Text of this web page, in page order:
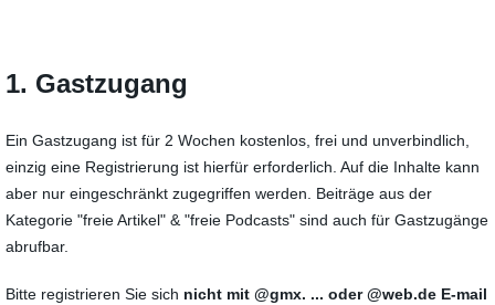
1. Gastzugang
Ein Gastzugang ist für 2 Wochen kostenlos, frei und unverbindlich,
einzig eine Registrierung ist hierfür erforderlich. Auf die Inhalte kann
aber nur eingeschränkt zugegriffen werden. Beiträge aus der
Kategorie "freie Artikel" & "freie Podcasts" sind auch für Gastzugänge
abrufbar.
Bitte registrieren Sie sich nicht mit @gmx. ... oder @web.de E-mail